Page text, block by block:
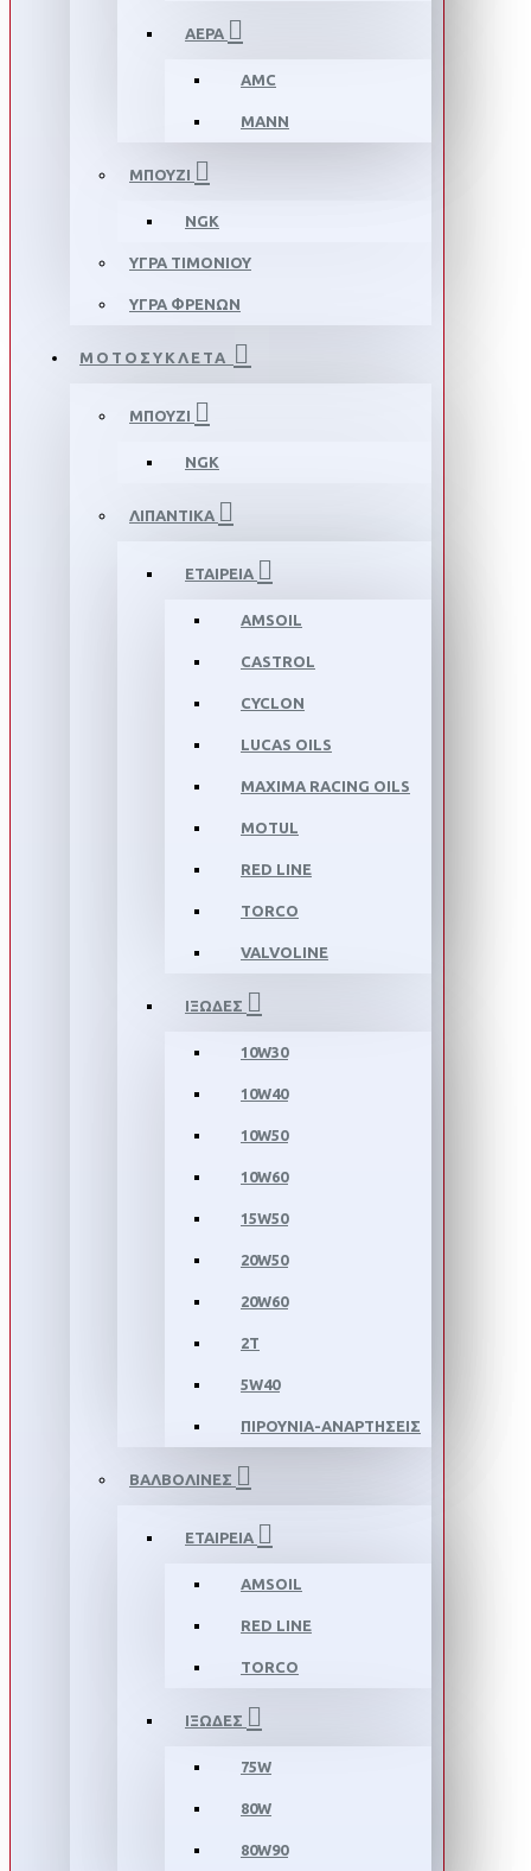
ΑΕΡΑ
AMC
MANN
ΜΠΟΥΖΙ
NGK
ΥΓΡΑ ΤΙΜΟΝΙΟΥ
ΥΓΡΑ ΦΡΕΝΩΝ
ΜΟΤΟΣΥΚΛΕΤΑ
ΜΠΟΥΖΙ
NGK
ΛΙΠΑΝΤΙΚΑ
ΕΤΑΙΡΕΙΑ
AMSOIL
CASTROL
CYCLON
LUCAS OILS
MAXIMA RACING OILS
MOTUL
RED LINE
TORCO
VALVOLINE
ΙΞΩΔΕΣ
10W30
10W40
10W50
10W60
15W50
20W50
20W60
2T
5W40
ΠΙΡΟΥΝΙΑ-ΑΝΑΡΤΗΣΕΙΣ
ΒΑΛΒΟΛΙΝΕΣ
ΕΤΑΙΡΕΙΑ
AMSOIL
RED LINE
TORCO
ΙΞΩΔΕΣ
75W
80W
80W90